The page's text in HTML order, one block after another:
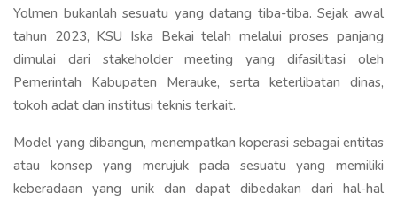
Yolmen bukanlah sesuatu yang datang tiba-tiba. Sejak awal
tahun 2023, KSU Iska Bekai telah melalui proses panjang
dimulai dari stakeholder meeting yang difasilitasi oleh
Pemerintah Kabupaten Merauke, serta keterlibatan dinas,
tokoh adat dan institusi teknis terkait.
Model yang dibangun, menempatkan koperasi sebagai entitas
atau konsep yang merujuk pada sesuatu yang memiliki
keberadaan yang unik dan dapat dibedakan dari hal-hal